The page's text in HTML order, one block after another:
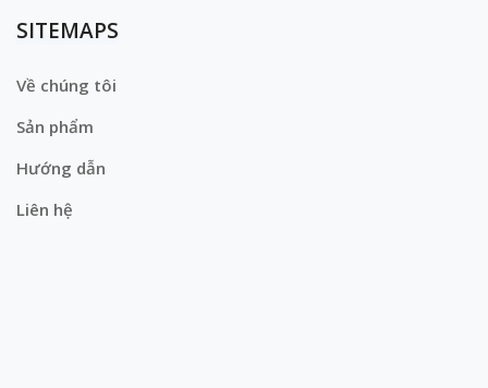
SITEMAPS
Về chúng tôi
Sản phẩm
Hướng dẫn
Liên hệ